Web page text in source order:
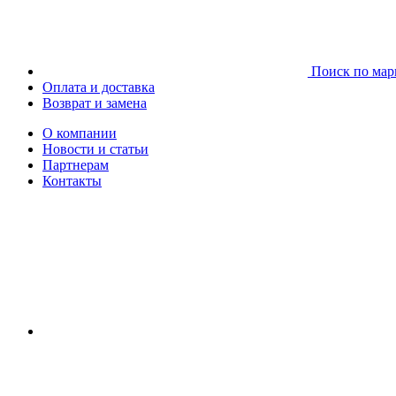
Поиск по
Оплата и доставка
Возврат и замена
О компании
Новости и статьи
Партнерам
Контакты